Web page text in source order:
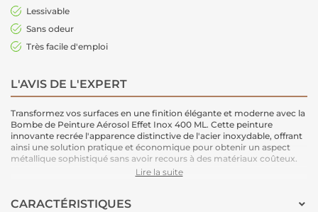
Lessivable
Sans odeur
Très facile d'emploi
L'AVIS DE L'EXPERT
Transformez vos surfaces en une finition élégante et moderne avec la
Bombe de Peinture Aérosol Effet Inox 400 ML. Cette peinture
innovante recrée l'apparence distinctive de l'acier inoxydable, offrant
ainsi une solution pratique et économique pour obtenir un aspect
métallique sophistiqué sans avoir recours à des matériaux coûteux.
Son application en aérosol permet une couverture uniforme et sans
Lire la suite
CARACTÉRISTIQUES